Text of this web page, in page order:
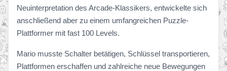
Neuinterpretation des Arcade-Klassikers, entwickelte sich
anschließend aber zu einem umfangreichen Puzzle-
Plattformer mit fast 100 Levels.
Mario musste Schalter betätigen, Schlüssel transportieren,
Plattformen erschaffen und zahlreiche neue Bewegungen